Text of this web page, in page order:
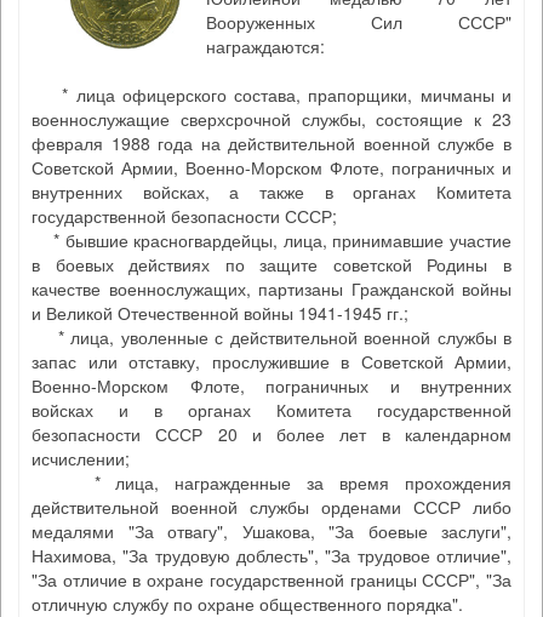
Вооруженных Сил СССР"
награждаются:
* лица офицерского состава, прапорщики, мичманы и
военнослужащие сверхсрочной службы, состоящие к 23
февраля 1988 года на действительной военной службе в
Советской Армии, Военно-Морском Флоте, пограничных и
внутренних войсках, а также в органах Комитета
государственной безопасности СССР;
* бывшие красногвардейцы, лица, принимавшие участие
в боевых действиях по защите советской Родины в
качестве военнослужащих, партизаны Гражданской войны
и Великой Отечественной войны 1941-1945 гг.;
* лица, уволенные с действительной военной службы в
запас или отставку, прослужившие в Советской Армии,
Военно-Морском Флоте, пограничных и внутренних
войсках и в органах Комитета государственной
безопасности СССР 20 и более лет в календарном
исчислении;
* лица, награжденные за время прохождения
действительной военной службы орденами СССР либо
медалями "За отвагу", Ушакова, "За боевые заслуги",
Нахимова, "За трудовую доблесть", "За трудовое отличие",
"За отличие в охране государственной границы СССР", "За
отличную службу по охране общественного порядка".